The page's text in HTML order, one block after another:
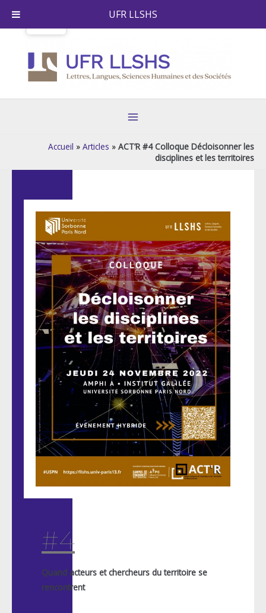
Menu
Accueil » Articles » ACT’R #4 Colloque Décloisonner les
disciplines et les territoires
#4
Quand acteurs et chercheurs du territoire se
rencontrent
UFR LLSHS